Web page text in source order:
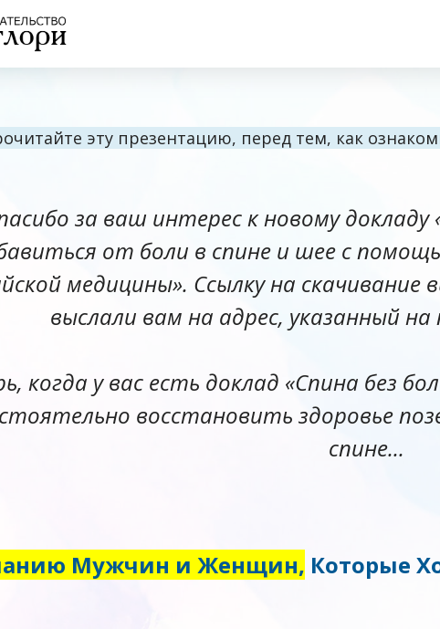
эту презентацию, перед тем, как
за ваш интерес к новому докладу
от боли в спине и шее с
медицины». Ссылку на
выслали вам на адрес, указанный
когда у вас есть доклад «Спина без
восстановить здоровье
спине...
Мужчин и Женщин, Которые